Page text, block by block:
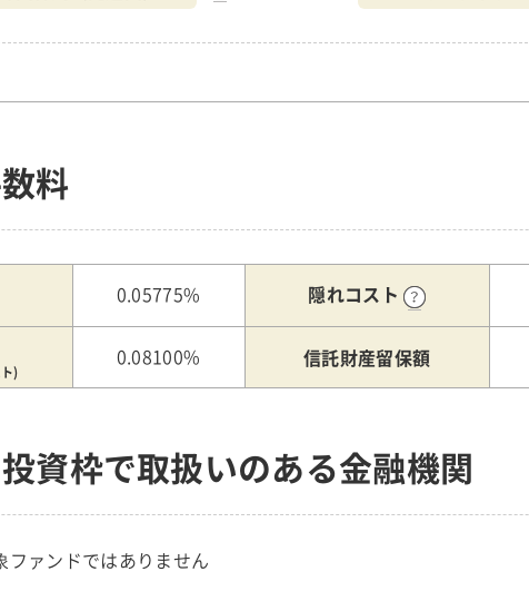
料
0.05775% 隠れコスト
)
0.08100% 信託財産留保額
資枠で取扱いのある金融機関
ファンドではありません